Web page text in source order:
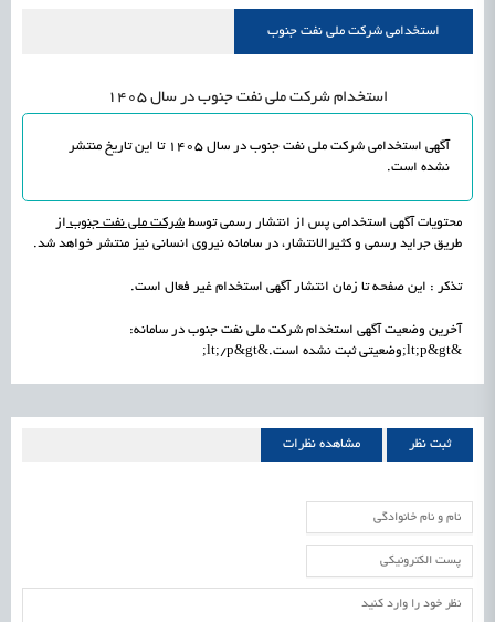
اشتغال و کارآفرینی راه‌اندازی «کارخانه نوآوری مینیاتوری فرآورده‌های گیاهی و طبیعی» در دستور کار معاونتاستخدامی شرکت ملی نفت جنوب
استخدام شرکت ملی نفت جنوب در سال 1405
آگهی استخدامی شرکت ملی نفت جنوب در سال 1405 تا این تاریخ
منتشر
نشده است.
محتویات آگهی استخدامی پس از انتشار رسمی توسط شرکت ملی نفت جنوب از
طریق جراید رسمی و کثیرالانتشار، در سامانه نیروی انسانی نیز منتشر خواهد شد.
تذکر : این صفحه تا زمان انتشار آگهی استخدام غیر فعال است.
آخرین وضعیت آگهی استخدام شرکت ملی نفت جنوب در سامانه:
&lt;p&gt;وضعیتی ثبت نشده است.&lt;/p&gt;
ثبت نظر مشاهده نظرات